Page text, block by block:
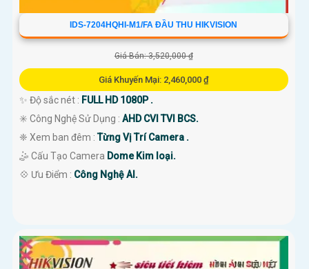
IDS-7204HQHI-M1/FA ĐẦU THU HIKVISION
Giá Bán: 3,520,000 ₫
Giá Khuyến Mại: 2,460,000 ₫
✨ Độ sắc nét : FULL HD 1080P .
✳️ Công Nghệ Sử Dụng : AHD CVI TVI BCS.
❈ Xem ban đêm :Từng Vị Trí Camera .
🤹 Cấu Tạo Camera Dome Kim loại.
️💠 Ưu Điểm : Công Nghệ AI.